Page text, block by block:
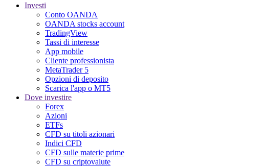
Investi
Conto OANDA
OANDA stocks account
TradingView
Tassi di interesse
App mobile
Cliente professionista
MetaTrader 5
Opzioni di deposito
Scarica l'app o MT5
Dove investire
Forex
Azioni
ETFs
CFD su titoli azionari
Indici CFD
CFD sulle materie prime
CFD su criptovalute